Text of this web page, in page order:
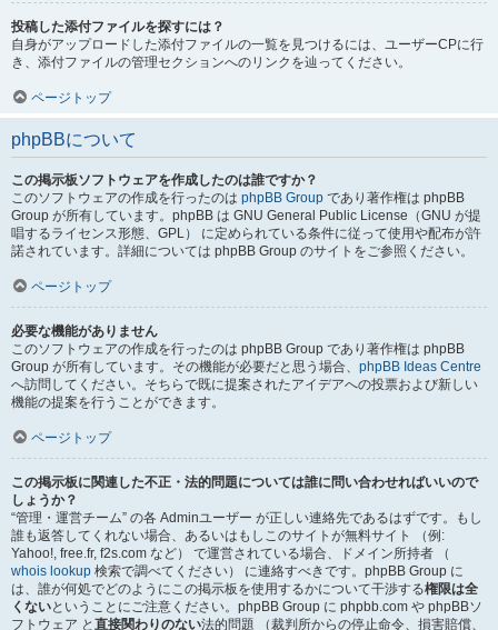
投稿した添付ファイルを探すには？
自身がアップロードした添付ファイルの一覧を見つけるには、ユーザーCPに行
き、添付ファイルの管理セクションへのリンクを辿ってください。
ページトップ
phpBBについて
この掲示板ソフトウェアを作成したのは誰ですか？
このソフトウェアの作成を行ったのは phpBB Group であり著作権は phpBB
Group が所有しています。phpBB は GNU General Public License（GNU が提
唱するライセンス形態、GPL） に定められている条件に従って使用や配布が許
諾されています。詳細については phpBB Group のサイトをご参照ください。
ページトップ
必要な機能がありません
このソフトウェアの作成を行ったのは phpBB Group であり著作権は phpBB
Group が所有しています。その機能が必要だと思う場合、 phpBB Ideas Centre
へ訪問してください。そちらで既に提案されたアイデアへの投票および新しい
機能の提案を行うことができます。
ページトップ
この掲示板に関連した不正・法的問題については誰に問い合わせればいいので
しょうか？
“管理・運営チーム” の各 Adminユーザー が正しい連絡先であるはずです。もし
誰も返答してくれない場合、あるいはもしこのサイトが無料サイト （例:
Yahoo!, free.fr, f2s.com など） で運営されている場合、ドメイン所持者 （
whois lookup 検索で調べてください） に連絡すべきです。phpBB Group に
は、誰が何処でどのようにこの掲示板を使用するかについて干渉する権限は全
くないということにご注意ください。phpBB Group に phpbb.com や phpBBソ
フトウェア と 直接関わりのない法的問題 （裁判所からの停止命令、損害賠償、